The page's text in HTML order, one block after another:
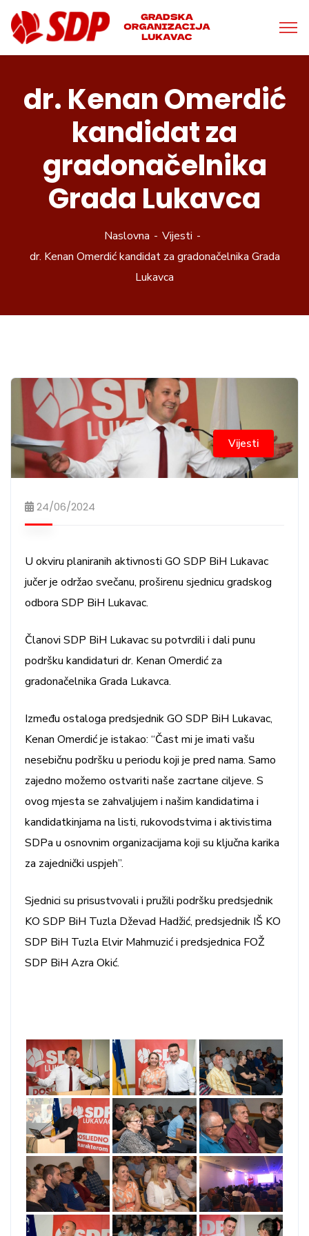
dr. Kenan Omerdić
kandidat za
gradonačelnika
Grada Lukavca
Naslovna
Vijesti
dr. Kenan Omerdić kandidat za gradonačelnika Grada
Lukavca
Vijesti
24/06/2024
U okviru planiranih aktivnosti GO SDP BiH Lukavac
jučer je održao svečanu, proširenu sjednicu gradskog
odbora SDP BiH Lukavac.
Članovi SDP BiH Lukavac su potvrdili i dali punu
podršku kandidaturi dr. Kenan Omerdić za
gradonačelnika Grada Lukavca.
Između ostaloga predsjednik GO SDP BiH Lukavac,
Kenan Omerdić je istakao: “Čast mi je imati vašu
nesebičnu podršku u periodu koji je pred nama. Samo
zajedno možemo ostvariti naše zacrtane ciljeve. S
ovog mjesta se zahvaljujem i našim kandidatima i
kandidatkinjama na listi, rukovodstvima i aktivistima
SDPa u osnovnim organizacijama koji su ključna karika
za zajednički uspjeh”.
Sjednici su prisustvovali i pružili podršku predsjednik
KO SDP BiH Tuzla Dževad Hadžić, predsjednik IŠ KO
SDP BiH Tuzla Elvir Mahmuzić i predsjednica FOŽ
SDP BiH Azra Okić.